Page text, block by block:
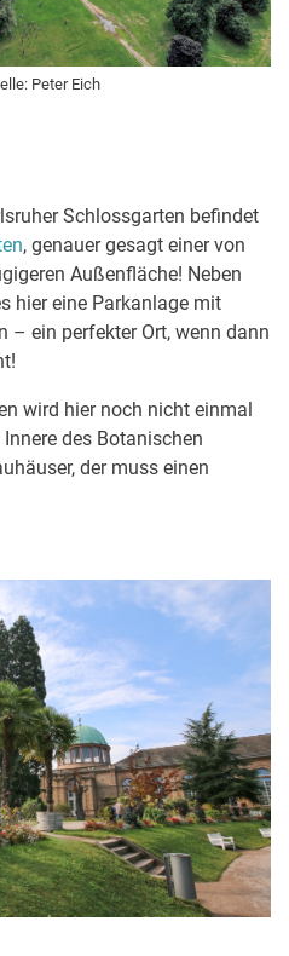
Peter Eich
Schlossgarten befindet
, genauer gesagt einer von
Außenfläche! Neben
hier eine Parkanlage mit
– ein perfekter Ort, wenn dann
wird hier noch nicht einmal
des Botanischen
der muss einen